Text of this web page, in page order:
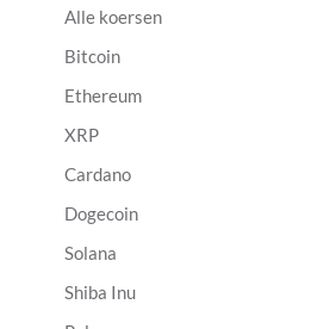
Alle koersen
Bitcoin
Ethereum
XRP
Cardano
Dogecoin
Solana
Shiba Inu